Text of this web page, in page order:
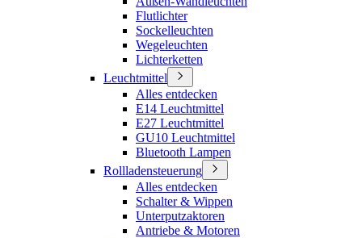
Flutlichter
Sockelleuchten
Wegeleuchten
Lichterketten
Leuchtmittel
Alles entdecken
E14 Leuchtmittel
E27 Leuchtmittel
GU10 Leuchtmittel
Bluetooth Lampen
Rollladensteuerung
Alles entdecken
Schalter & Wippen
Unterputzaktoren
Antriebe & Motoren